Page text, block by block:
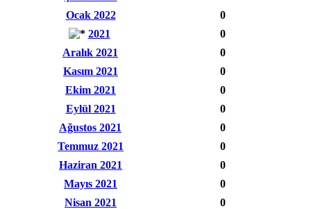
Ocak 2022
0
2021
0
Aralık 2021
0
Kasım 2021
0
Ekim 2021
0
Eylül 2021
0
Ağustos 2021
0
Temmuz 2021
0
Haziran 2021
0
Mayıs 2021
0
Nisan 2021
0